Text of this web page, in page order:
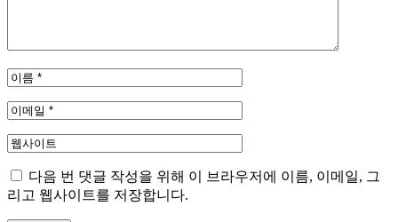
다음 번 댓글 작성을 위해 이 브라우저에 이름, 이메일, 그
리고 웹사이트를 저장합니다.